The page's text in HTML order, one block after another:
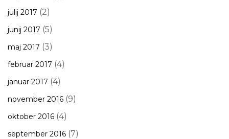
julij 2017 (2)
junij 2017 (5)
maj 2017 (3)
februar 2017 (4)
januar 2017 (4)
november 2016 (9)
oktober 2016 (4)
september 2016 (7)